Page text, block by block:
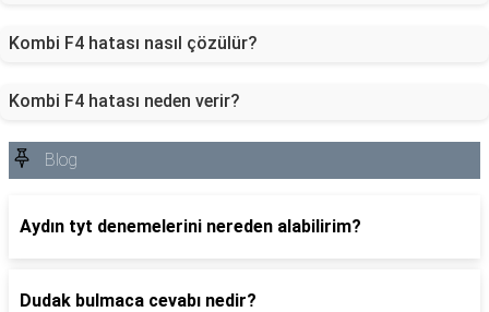
Kombi F4 hatası nasıl çözülür?
Kombi F4 hatası neden verir?
Blog
Aydın tyt denemelerini nereden alabilirim?
Dudak bulmaca cevabı nedir?